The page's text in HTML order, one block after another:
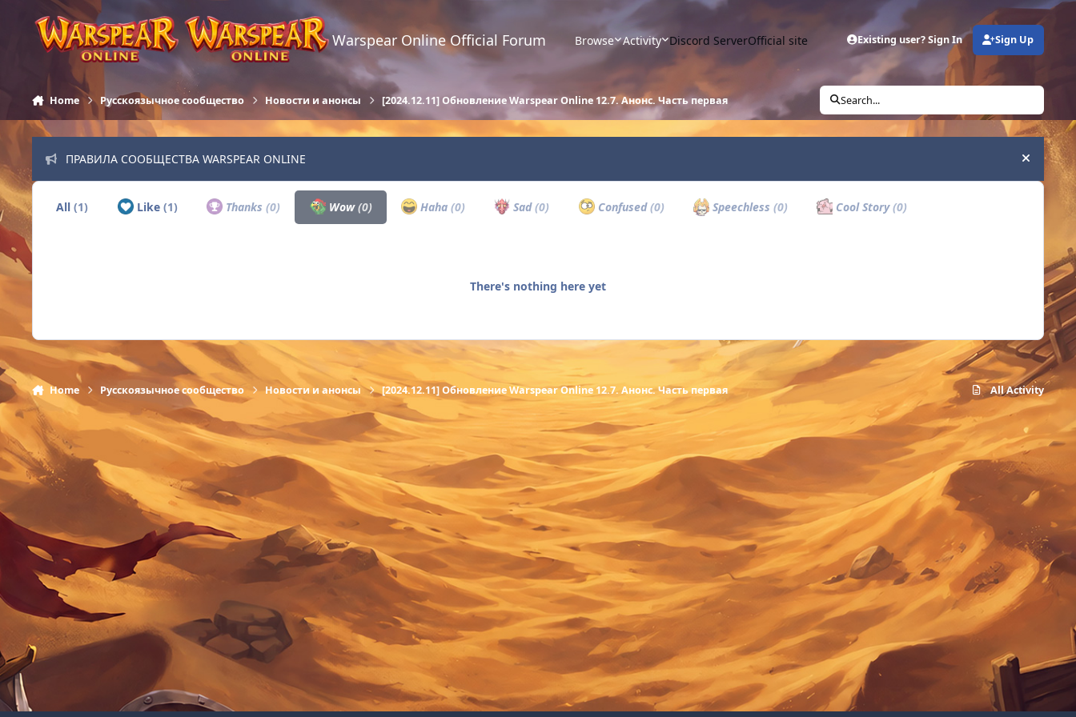
Skip to content
Warspear Online Official Forum Browse Activity Discord ServerOfficial site Existing user? Sign In Sign Up
Home Русскоязычное сообщество Новости и анонсы [2024.12.11] Обновление Warspear Online 12.7. Анонс. Часть первая Search...
ПРАВИЛА СООБЩЕСТВА WARSPEAR ONLINE Hide
All(1) Like (1) Thanks(0) Wow(0) Haha (0) Sad(0) Confused(0) Speechless (0) Cool Story(0)
There's nothing here yet
Home Русскоязычное сообщество Новости и анонсы [2024.12.11] Обновление Warspear Online 12.7. Анонс. Часть первая All Activity